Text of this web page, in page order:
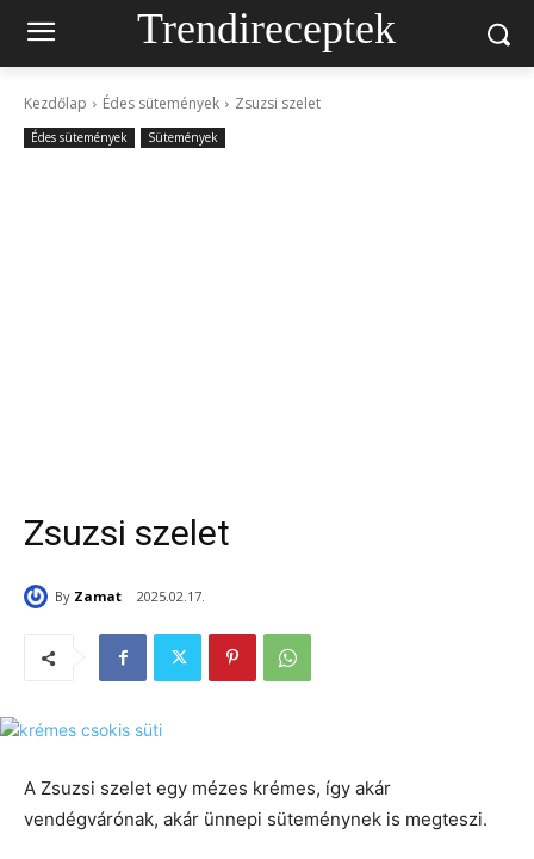
Trendireceptek
Kezdőlap Édes sütemények Zsuzsi szelet
Édes sütemények Sütemények
Zsuzsi szelet
By Zamat 2025.02.17.
A Zsuzsi szelet egy mézes krémes, így akár
vendégvárónak, akár ünnepi süteménynek is megteszi.